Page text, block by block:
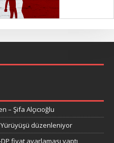
– Şifa Alçıcıoğlu
Yürüyüşü düzenleniyor
fiyat ayarlaması yaptı